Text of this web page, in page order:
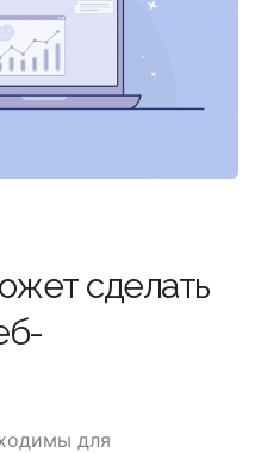
сделать
для